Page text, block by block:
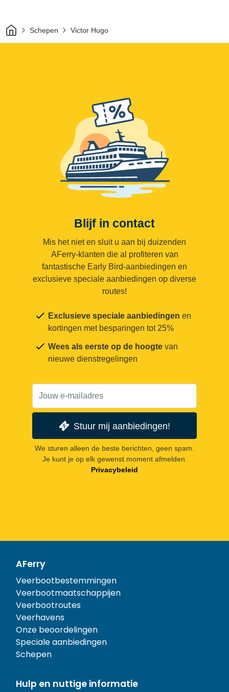
ThuisSchepen Victor Hugo
Blijf in contact
Mis het niet en sluit u aan bij duizenden
AFerry-klanten die al profiteren van
fantastische Early Bird-aanbiedingen en
exclusieve speciale aanbiedingen op diverse
routes!
Exclusieve speciale aanbiedingen en
kortingen met besparingen tot 25%
Wees als eerste op de hoogte van
nieuwe dienstregelingen
Stuur mij aanbiedingen!
We sturen alleen de beste berichten, geen spam.
Je kunt je op elk gewenst moment afmelden.
Privacybeleid
AFerry
Veerbootbestemmingen
Veerbootmaatschappijen
Veerbootroutes
Veerhavens
Onze beoordelingen
Speciale aanbiedingen
Schepen
Hulp en nuttige informatie